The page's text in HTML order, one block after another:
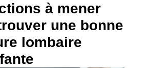
à mener
une bonne
lombaire